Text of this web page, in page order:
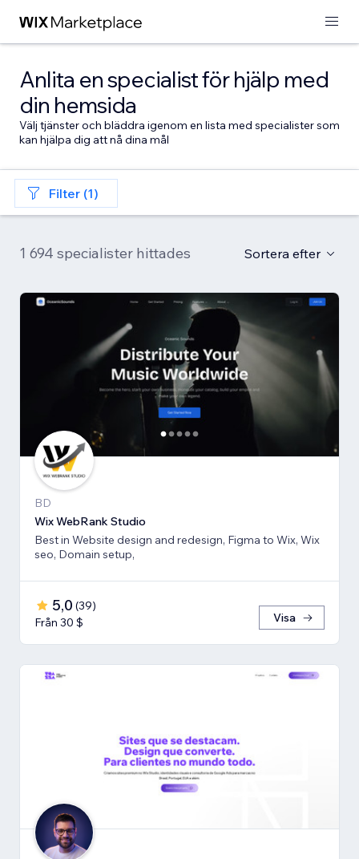
Anlita en specialist för hjälp med
din hemsida
Välj tjänster och bläddra igenom en lista med specialister som
kan hjälpa dig att nå dina mål
Filter (1)
1 694 specialister hittades Sortera efter
BD
Wix WebRank Studio
Best in Website design and redesign, Figma to Wix, Wix
seo, Domain setup,
5,0 (39)
Från 30 $
Visa